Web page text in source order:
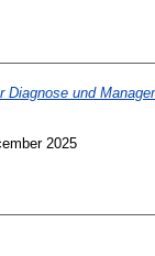
und
2025